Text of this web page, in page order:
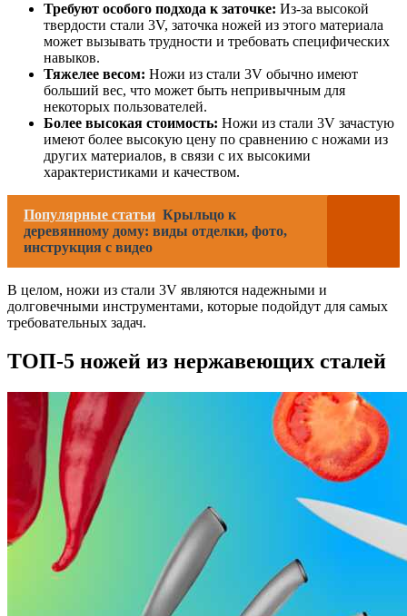
Требуют особого подхода к заточке: Из-за высокой
твердости стали 3V, заточка ножей из этого материала
может вызывать трудности и требовать специфических
навыков.
Тяжелее весом: Ножи из стали 3V обычно имеют
больший вес, что может быть непривычным для
некоторых пользователей.
Более высокая стоимость: Ножи из стали 3V зачастую
имеют более высокую цену по сравнению с ножами из
других материалов, в связи с их высокими
характеристиками и качеством.
Популярные статьи Крыльцо к
деревянному дому: виды отделки, фото,
инструкция с видео
В целом, ножи из стали 3V являются надежными и
долговечными инструментами, которые подойдут для самых
требовательных задач.
ТОП-5 ножей из нержавеющих сталей